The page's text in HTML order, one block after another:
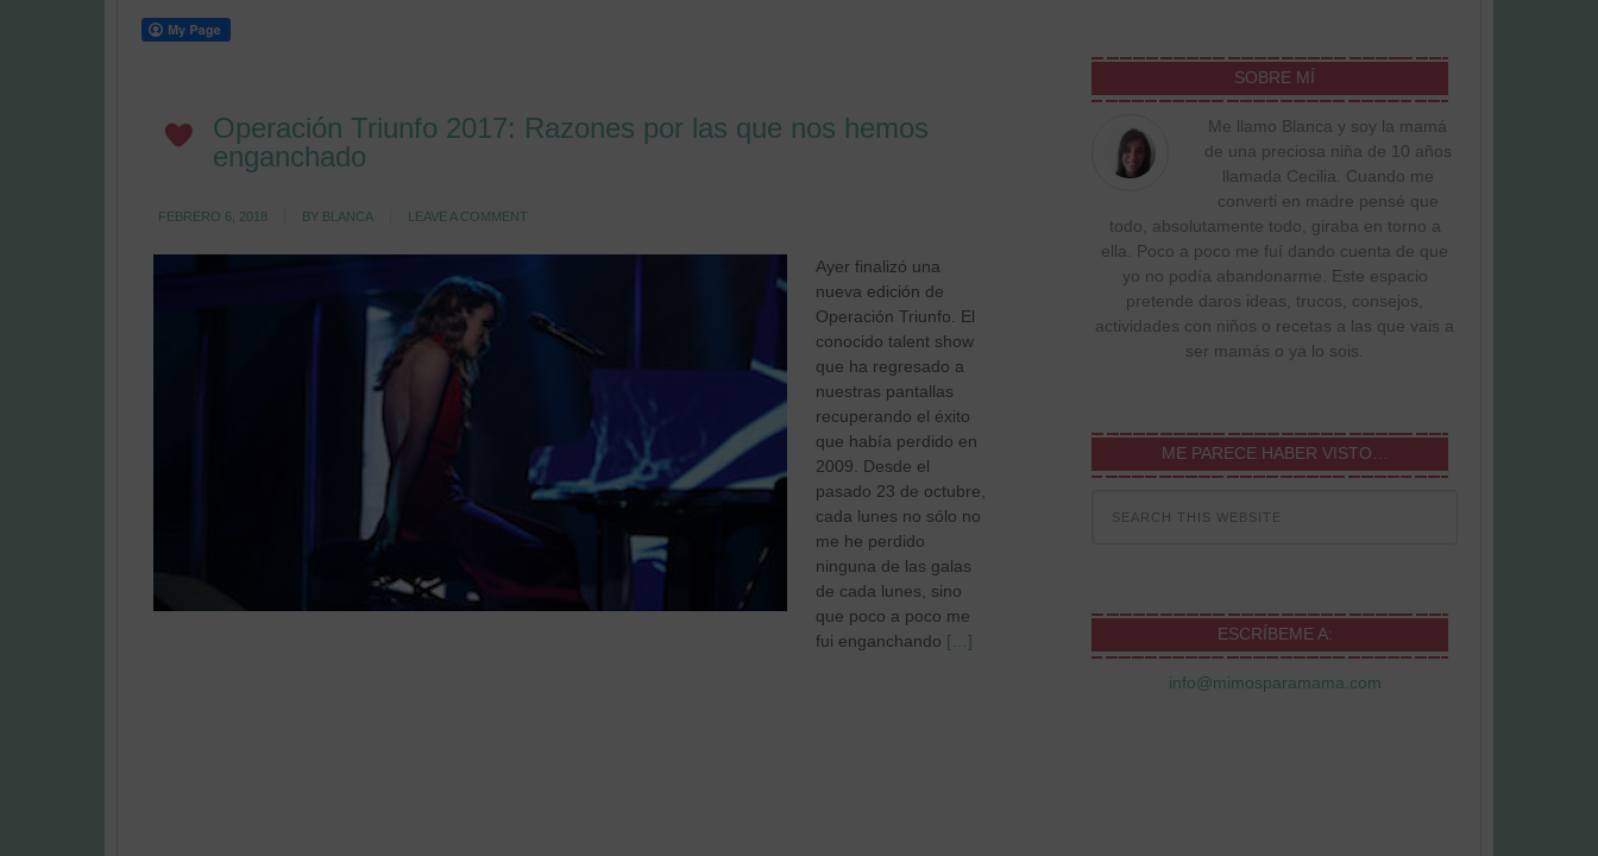
Operación Triunfo 2017: Razones por las que nos hemos
enganchado
FEBRERO 6, 2018 BY BLANCA LEAVE A COMMENT
Ayer finalizó una
nueva edición de
Operación Triunfo. El
conocido talent show
que ha regresado a
nuestras pantallas
recuperando el éxito
que había perdido en
2009. Desde el
pasado 23 de octubre,
cada lunes no sólo no
me he perdido
ninguna de las galas
de cada lunes, sino
que poco a poco me
fui enganchando […]
SOBRE MÍ
Me llamo Blanca y soy la mamá
de una preciosa niña de 10 años
llamada Cecilia. Cuando me
converti en madre pensé que
todo, absolutamente todo, giraba en torno a
ella. Poco a poco me fuí dando cuenta de que
yo no podía abandonarme. Este espacio
pretende daros ideas, trucos, consejos,
actividades con niños o recetas a las que vais a
ser mamás o ya lo sois.
ME PARECE HABER VISTO…
ESCRÍBEME A:
info@mimosparamama.com